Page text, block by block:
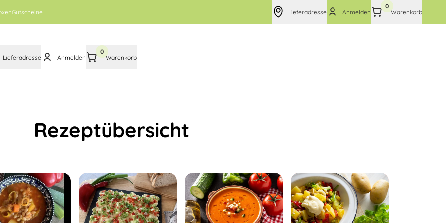
Gutscheine Lieferadresse Anmelden
0
Warenkorb
Lieferadresse Anmelden
0
Warenkorb
Rezeptübersicht